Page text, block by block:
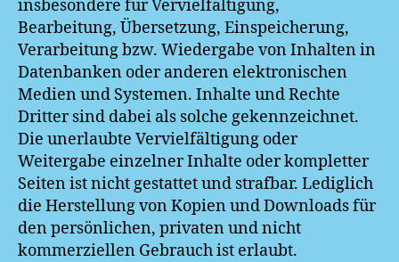
insbesondere für Vervielfältigung,
Bearbeitung, Übersetzung, Einspeicherung,
Verarbeitung bzw. Wiedergabe von Inhalten in
Datenbanken oder anderen elektronischen
Medien und Systemen. Inhalte und Rechte
Dritter sind dabei als solche gekennzeichnet.
Die unerlaubte Vervielfältigung oder
Weitergabe einzelner Inhalte oder kompletter
Seiten ist nicht gestattet und strafbar. Lediglich
die Herstellung von Kopien und Downloads für
den persönlichen, privaten und nicht
kommerziellen Gebrauch ist erlaubt.